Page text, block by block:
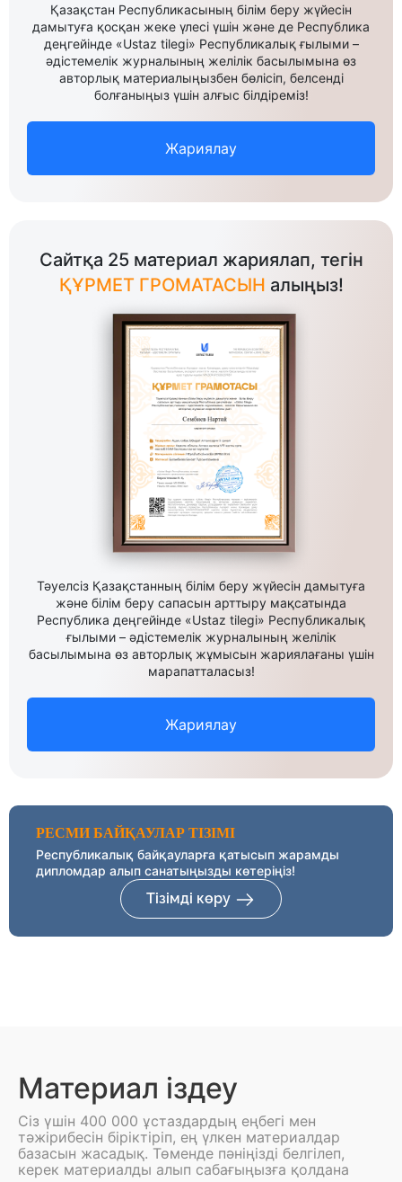
Қазақстан Республикасының білім беру жүйесін
дамытуға қосқан жеке үлесі үшін және де Республика
деңгейінде «Ustaz tilegi» Республикалық ғылыми –
әдістемелік журналының желілік басылымына өз
авторлық материалыңызбен бөлісіп, белсенді
болғаныңыз үшін алғыс білдіреміз!
Жариялау
Сайтқа 25 материал жариялап, тегін
ҚҰРМЕТ ГРОМАТАСЫН алыңыз!
Тәуелсіз Қазақстанның білім беру жүйесін дамытуға
және білім беру сапасын арттыру мақсатында
Республика деңгейінде «Ustaz tilegi» Республикалық
ғылыми – әдістемелік журналының желілік
басылымына өз авторлық жұмысын жариялағаны үшін
марапатталасыз!
Жариялау
РЕСМИ БАЙҚАУЛАР ТІЗІМІ
Республикалық байқауларға қатысып жарамды
дипломдар алып санатыңызды көтеріңіз!
Тізімді көру
Материал іздеу
Сіз үшін 400 000 ұстаздардың еңбегі мен
тәжірибесін біріктіріп, ең үлкен материалдар
базасын жасадық. Төменде пәніңізді белгілеп,
керек материалды алып сабағыңызға қолдана